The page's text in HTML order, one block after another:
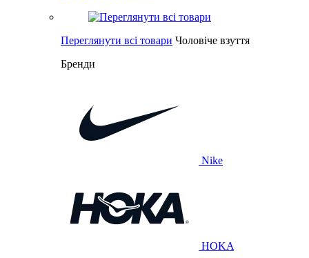
Переглянути всі товари Чоловіче взуття
Бренди
Nike
HOKA